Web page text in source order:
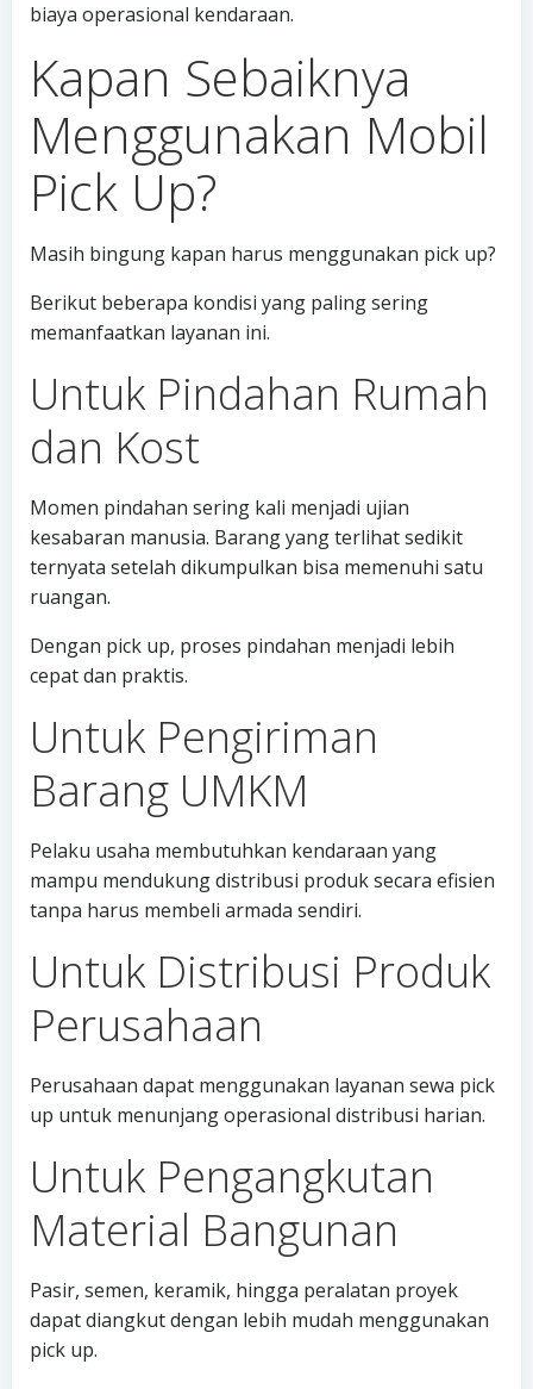
biaya operasional kendaraan.
Kapan Sebaiknya
Menggunakan Mobil
Pick Up?
Masih bingung kapan harus menggunakan pick up?
Berikut beberapa kondisi yang paling sering
memanfaatkan layanan ini.
Untuk Pindahan Rumah
dan Kost
Momen pindahan sering kali menjadi ujian
kesabaran manusia. Barang yang terlihat sedikit
ternyata setelah dikumpulkan bisa memenuhi satu
ruangan.
Dengan pick up, proses pindahan menjadi lebih
cepat dan praktis.
Untuk Pengiriman
Barang UMKM
Pelaku usaha membutuhkan kendaraan yang
mampu mendukung distribusi produk secara efisien
tanpa harus membeli armada sendiri.
Untuk Distribusi Produk
Perusahaan
Perusahaan dapat menggunakan layanan sewa pick
up untuk menunjang operasional distribusi harian.
Untuk Pengangkutan
Material Bangunan
Pasir, semen, keramik, hingga peralatan proyek
dapat diangkut dengan lebih mudah menggunakan
pick up.